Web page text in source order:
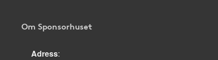
Om Sponsorhuset
Adress: